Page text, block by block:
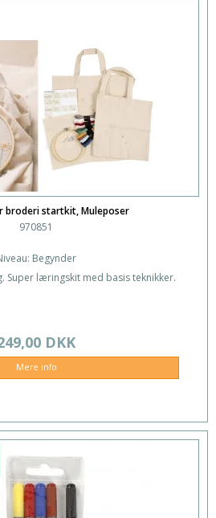
broderi startkit, Muleposer
970851
Begynder
Super læringskit med basis teknikker.
DKK
Mere info